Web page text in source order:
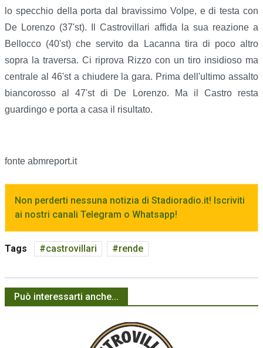
lo specchio della porta dal bravissimo Volpe, e di testa con
De Lorenzo (37'st). Il Castrovillari affida la sua reazione a
Bellocco (40'st) che servito da Lacanna tira di poco altro
sopra la traversa. Ci riprova Rizzo con un tiro insidioso ma
centrale al 46'st a chiudere la gara. Prima dell'ultimo assalto
biancorosso al 47'st di De Lorenzo. Ma il Castro resta
guardingo e porta a casa il risultato.
fonte abmreport.it
Non perderti nessuna notizia di Stadioradio.it! Iscriviti
ai nostri canali Telegram o Whatsapp!
Tags castrovillari rende
Può interessarti anche...